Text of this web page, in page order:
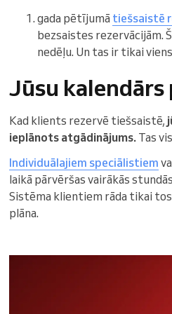
gada pētījumā tiešsaistē
bezsaistes rezervācijām.
nedēļu. Un tas ir tikai
Jūsu kalendārs
Kad klients rezervē tiešsaistē,
ieplānots atgādinājums. Tas
Individuālajiem speciālistiem
laikā pārvēršas vairākās
Sistēma klientiem rāda tikai
plāna.